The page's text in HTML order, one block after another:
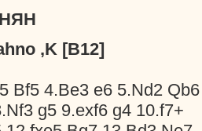
,K [B12]
Bf5 4.Be3 e6 5.Nd2 Qb6
g5 9.exf6 g4 10.f7+